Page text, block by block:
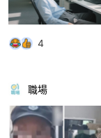
4
職場